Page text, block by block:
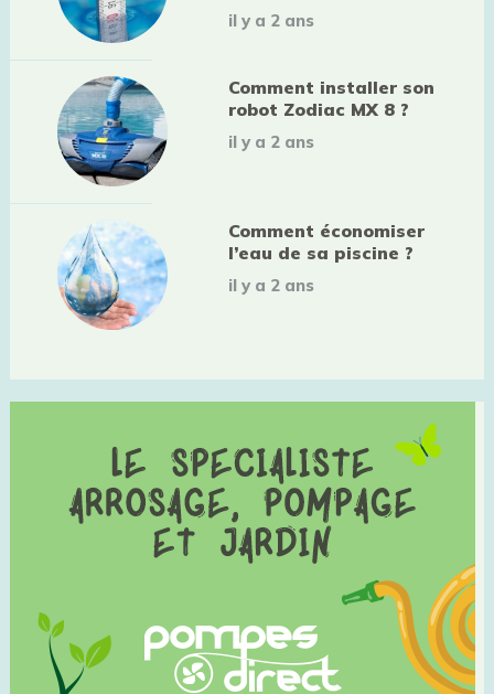
il y a 2 ans
Comment installer son
robot Zodiac MX 8 ?
il y a 2 ans
Comment économiser
l’eau de sa piscine ?
il y a 2 ans